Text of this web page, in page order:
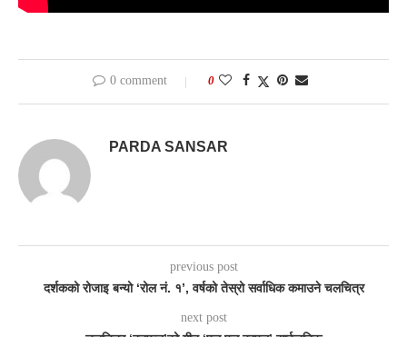
0 comment 0
PARDA SANSAR
previous post
दर्शकको रोजाइ बन्यो ‘रोल नं. १’, वर्षको तेस्रो सर्वाधिक कमाउने चलचित्र
next post